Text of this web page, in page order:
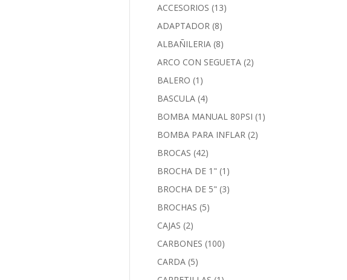
ACCESORIOS (13)
ADAPTADOR (8)
ALBAÑILERIA (8)
ARCO CON SEGUETA (2)
BALERO (1)
BASCULA (4)
BOMBA MANUAL 80PSI (1)
BOMBA PARA INFLAR (2)
BROCAS (42)
BROCHA DE 1" (1)
BROCHA DE 5" (3)
BROCHAS (5)
CAJAS (2)
CARBONES (100)
CARDA (5)